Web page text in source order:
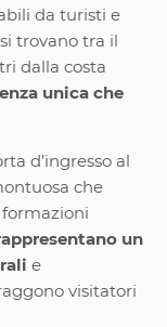
da turisti e
trovano tra il
dalla costa
unica che
d’ingresso al
che
un
e
visitatori